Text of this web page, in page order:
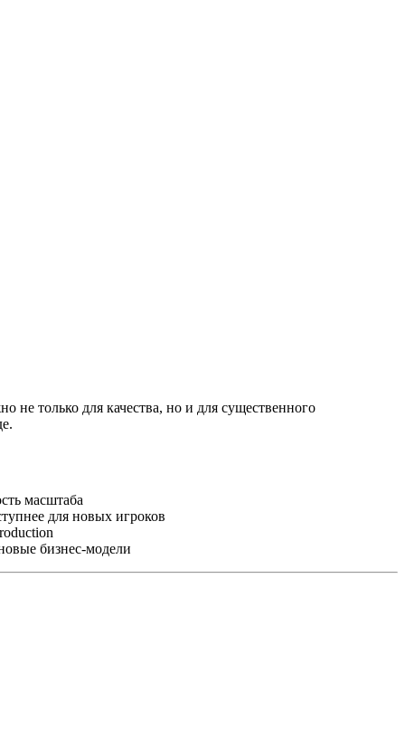
не только для качества, но и для существенного
масштаба
для новых игроков
бизнес-модели